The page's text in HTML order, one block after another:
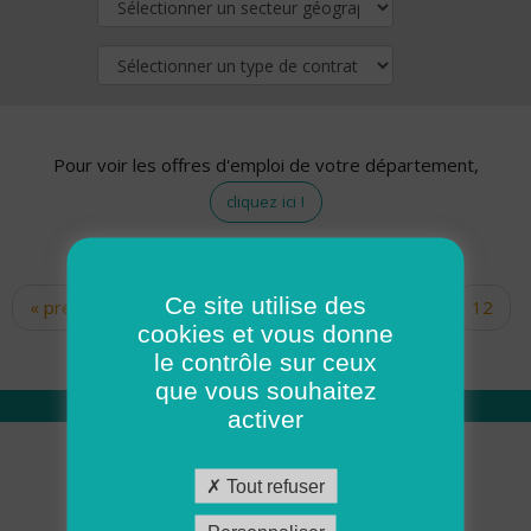
Pour voir les offres d'emploi de votre département,
cliquez ici !
Pages
« premier ‹ précédent … 10
12
14 15 16 17
Qui sommes nous
Académie ADMR
Ce site utilise des
cookies et vous donne
le contrôle sur ceux
que vous souhaitez
activer
Tout refuser